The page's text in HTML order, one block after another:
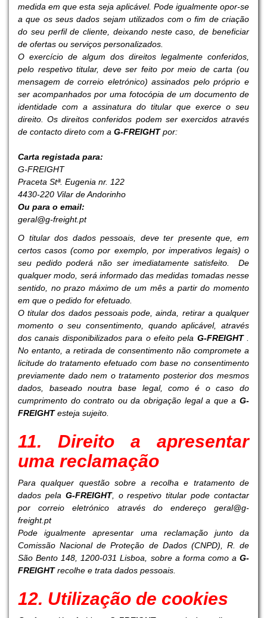
medida em que esta seja aplicável. Pode igualmente opor-se
a que os seus dados sejam utilizados com o fim de criação
do seu perfil de cliente, deixando neste caso, de beneficiar
de ofertas ou serviços personalizados.
O exercício de algum dos direitos legalmente conferidos,
pelo respetivo titular, deve ser feito por meio de carta (ou
mensagem de correio eletrónico) assinados pelo próprio e
ser acompanhados por uma fotocópia de um documento de
identidade com a assinatura do titular que exerce o seu
direito. Os direitos conferidos podem ser exercidos através
de contacto direto com a G-FREIGHTpor:
Carta registada para:
G-FREIGHT
Praceta Stª. Eugenia nr. 122
4430-220 Vilar de Andorinho
Ou para o email:
geral@g-freight.pt
O titular dos dados pessoais, deve ter presente que, em
certos casos (como por exemplo, por imperativos legais) o
seu pedido poderá não ser imediatamente satisfeito. De
qualquer modo, será informado das medidas tomadas nesse
sentido, no prazo máximo de um mês a partir do momento
em que o pedido for efetuado.
O titular dos dados pessoais pode, ainda, retirar a qualquer
momento o seu consentimento, quando aplicável, através
dos canais disponibilizados para o efeito pela G-FREIGHT .
No entanto, a retirada de consentimento não compromete a
licitude do tratamento efetuado com base no consentimento
previamente dado nem o tratamento posterior dos mesmos
dados, baseado noutra base legal, como é o caso do
cumprimento do contrato ou da obrigação legal a que a G-
FREIGHTesteja sujeito.
11. Direito a apresentar
uma reclamação
Para qualquer questão sobre a recolha e tratamento de
dados pela G-FREIGHT, o respetivo titular pode contactar
por correio eletrónico através do endereço geral@g-
freight.pt
Pode igualmente apresentar uma reclamação junto da
Comissão Nacional de Proteção de Dados (CNPD), R. de
São Bento 148, 1200-031 Lisboa, sobre a forma como a G-
FREIGHTrecolhe e trata dados pessoais.
12. Utilização de cookies